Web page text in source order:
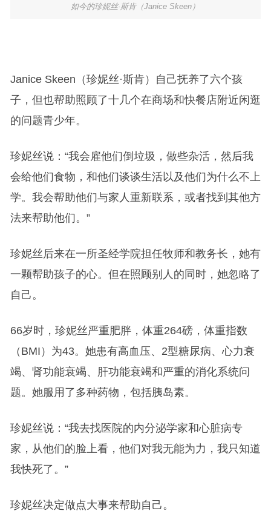
如今的珍妮丝·斯肯（Janice Skeen）
Janice Skeen（珍妮丝·斯肯）自己抚养了六个孩
子，但也帮助照顾了十几个在商场和快餐店附近闲逛
的问题青少年。
珍妮丝说：“我会雇他们倒垃圾，做些杂活，然后我
会给他们食物，和他们谈谈生活以及他们为什么不上
学。我会帮助他们与家人重新联系，或者找到其他方
法来帮助他们。”
珍妮丝后来在一所圣经学院担任牧师和教务长，她有
一颗帮助孩子的心。但在照顾别人的同时，她忽略了
自己。
66岁时，珍妮丝严重肥胖，体重264磅，体重指数
（BMI）为43。她患有高血压、2型糖尿病、心力衰
竭、肾功能衰竭、肝功能衰竭和严重的消化系统问
题。她服用了多种药物，包括胰岛素。
珍妮丝说：“我去找医院的内分泌学家和心脏病专
家，从他们的脸上看，他们对我无能为力，我只知道
我快死了。”
珍妮丝决定做点大事来帮助自己。